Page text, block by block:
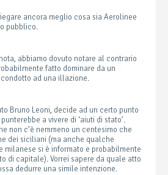
ancora meglio cosa sia Aerolinee
pubblico.
abbiamo dovuto notare al contrario
fatto dominare da un
ad una illazione.
Bruno Leoni, decide ad un certo punto
a vivere di ‘aiuti di stato’.
non c’è nemmeno un centesimo che
dei siciliani (ma anche qualche
milanese si è informato e probabilmente
di capitale). Vorrei sapere da quale atto
dedurre una simile intenzione.